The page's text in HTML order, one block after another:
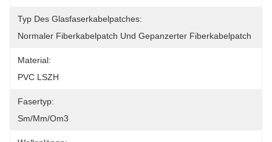
Typ Des Glasfaserkabelpatches:
Normaler Fiberkabelpatch Und Gepanzerter Fiberkabelpatch
Material:
PVC LSZH
Fasertyp:
Sm/mm/om3